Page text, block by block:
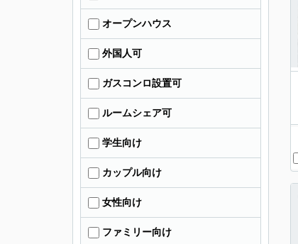
オープンハウス
外国人可
ガスコンロ設置可
ルームシェア可
学生向け
カップル向け
女性向け
ファミリー向け